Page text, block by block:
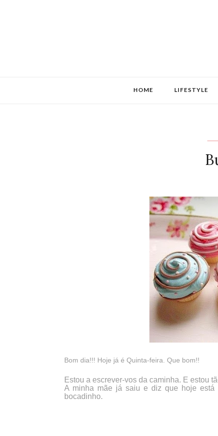
HOME LIFESTYLE
Bom dia!!! Hoje já é Quinta-feira. Que bom!!
Estou a escrever-vos da caminha. E estou
A minha mãe já saiu e diz que hoje
bocadinho.